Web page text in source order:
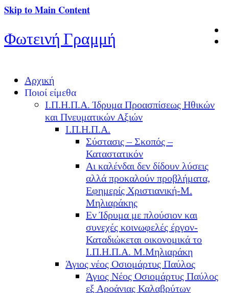
Skip to Main Content
Φωτεινή Γραμμή
Αρχική
Ποιοί είμεθα
Ι.Π.Η.Π.Α. Ίδρυμα Προασπίσεως Ηθικών
και Πνευματικών Αξιών
Ι.Π.Η.Π.Α.
Σύστασις – Σκοπός –
Καταστατικόν
Αι καλένδαι δεν δίδουν λύσεις
αλλά προκαλούν προβλήματα,
Εφημερίς Χριστιανική-Μ.
Μηλιαράκης
Εν Ίδρυμα με πλούσιον και
συνεχές κοινωφελές έργον-
Καταδιώκεται οικονομικά το
Ι.Π.Η.Π.Α. Μ.Μηλιαράκη
Άγιος νέος Οσιομάρτυς Παύλος
Άγιος Νέος Οσιομάρτυς Παύλος
εξ Αροάνιας Καλαβρύτων